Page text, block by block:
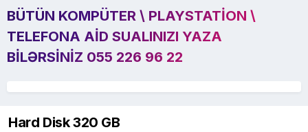
BÜTÜN KOMPÜTER \ PLAYSTATION \
TELEFONA AID SUALINIZI YAZA
BILƏRSINIZ 055 226 96 22
Hard Disk 320 GB